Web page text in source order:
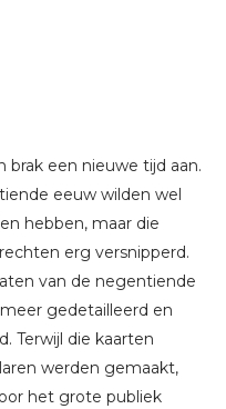
een nieuwe tijd aan.
eeuw wilden wel
hebben, maar die
erg versnipperd.
van de negentiende
gedetailleerd en
Terwijl die kaarten
werden gemaakt,
het grote publiek